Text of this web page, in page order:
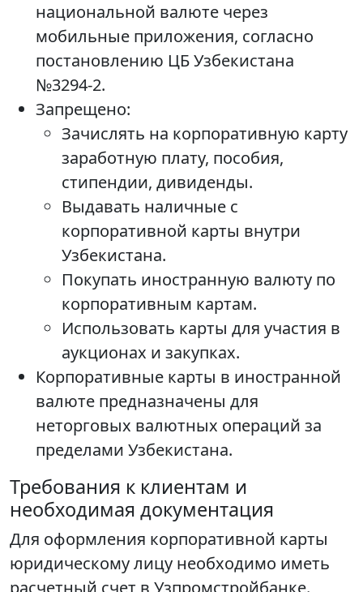
национальной валюте через
мобильные приложения, согласно
постановлению ЦБ Узбекистана
№3294-2.
Запрещено:
Зачислять на корпоративную карту
заработную плату, пособия,
стипендии, дивиденды.
Выдавать наличные с
корпоративной карты внутри
Узбекистана.
Покупать иностранную валюту по
корпоративным картам.
Использовать карты для участия в
аукционах и закупках.
Корпоративные карты в иностранной
валюте предназначены для
неторговых валютных операций за
пределами Узбекистана.
Требования к клиентам и
необходимая документация
Для оформления корпоративной карты
юридическому лицу необходимо иметь
расчетный счет в Узпромстройбанке.